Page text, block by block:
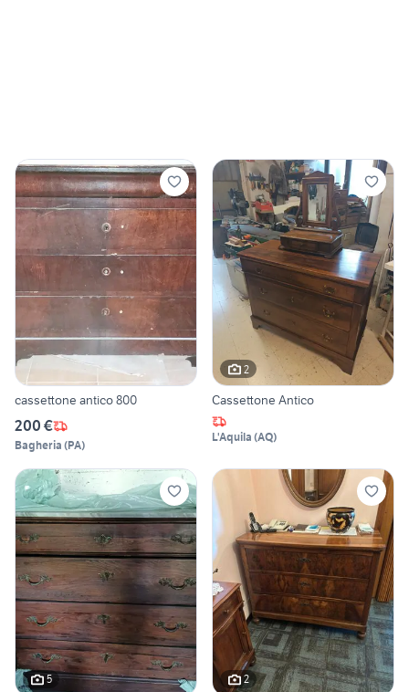
cassettone antico 800
200 €
Bagheria (PA)
2
Cassettone Antico
L'Aquila (AQ)
5 2